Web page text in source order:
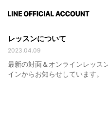
レッスンについて
2023.04.09
最新の対面＆オンラインレッス
インからお知らせしています。